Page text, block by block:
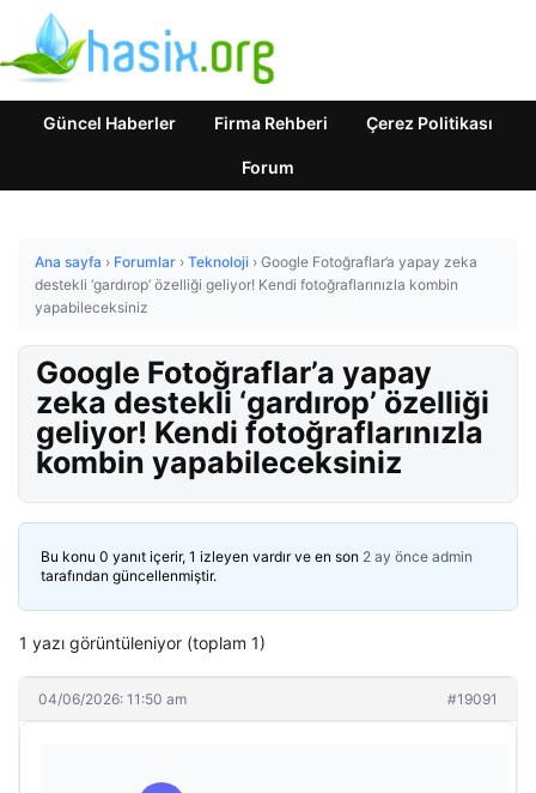
Güncel Haberler Firma Rehberi Çerez Politikası
Forum
Ana sayfa › Forumlar › Teknoloji › Google Fotoğraflar’a yapay zeka
destekli ‘gardırop’ özelliği geliyor! Kendi fotoğraflarınızla kombin
yapabileceksiniz
Google Fotoğraflar’a yapay
zeka destekli ‘gardırop’ özelliği
geliyor! Kendi fotoğraflarınızla
kombin yapabileceksiniz
Bu konu 0 yanıt içerir, 1 izleyen vardır ve en son 2 ay önce admin
tarafından güncellenmiştir.
1 yazı görüntüleniyor (toplam 1)
04/06/2026: 11:50 am #19091